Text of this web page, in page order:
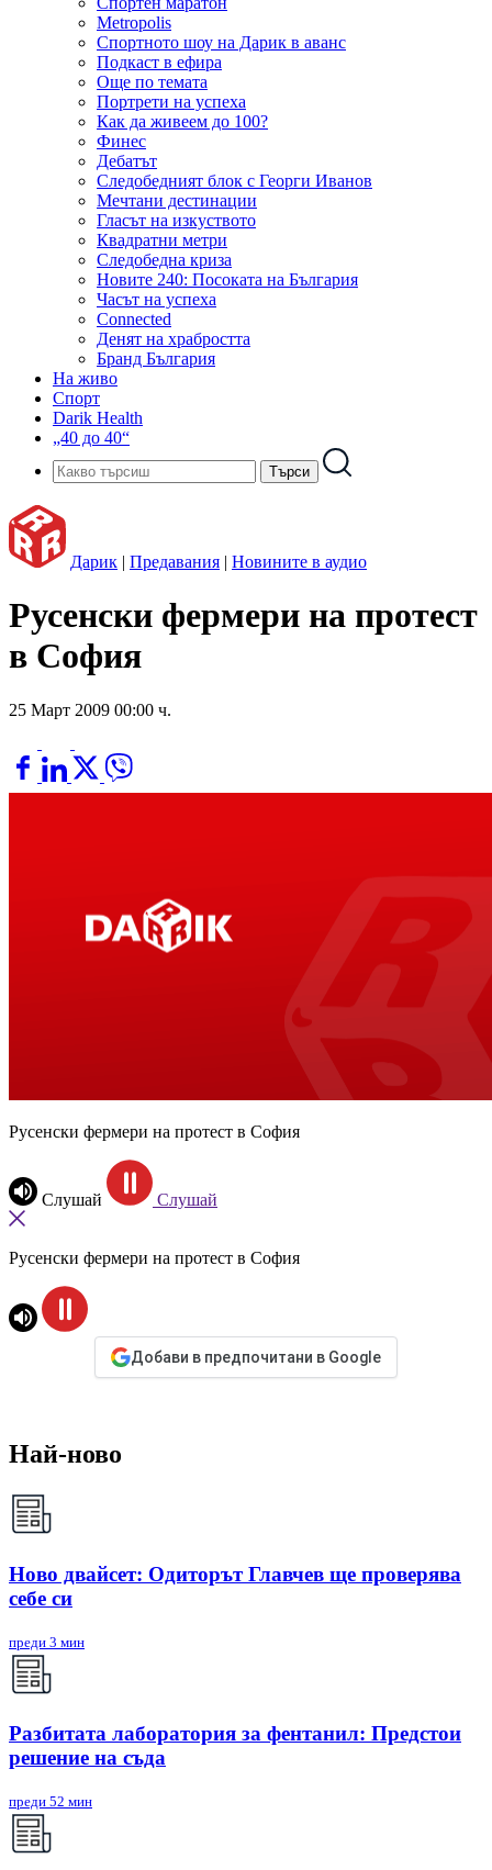
Metropolis
Спортното шоу на Дарик в аванс
Подкаст в ефира
Още по темата
Портрети на успеха
Как да живеем до 100?
Финес
Дебатът
Следобедният блок с Георги Иванов
Мечтани дестинации
Гласът на изкуството
Квадратни метри
Следобедна криза
Новите 240: Посоката на България
Часът на успеха
Connected
Денят на храбростта
Бранд България
На живо
Спорт
Darik Health
„40 до 40“
Дарик | Предавания | Новините в аудио
Русенски фермери на протест
в София
25 Март 2009 00:00 ч.
Русенски фермери на протест в София
Слушай Слушай
Русенски фермери на протест в София
Добави в предпочитани в Google
Най-ново
Ново двайсет: Одиторът Главчев ще проверява
себе си
преди 3 мин
Разбитата лаборатория за фентанил: Предстои
решение на съда
преди 52 мин